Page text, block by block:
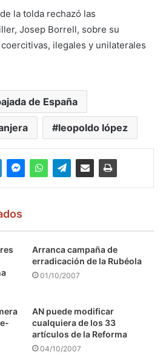
la tolda rechazó las
Josep Borrell, sobre su
ilegales y unilaterales
de España
leopoldo lópez
Arranca campaña de
erradicación de la Rubéola
01/10/2007
AN puede modificar
cualquiera de los 33
artículos de la Reforma
04/10/2007